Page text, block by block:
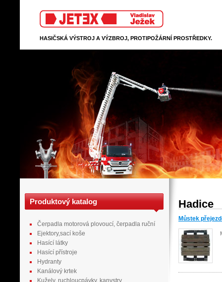
Jetex
HASIČSKÁ VÝSTROJ A VÝZBROJ, PROTIPOŽÁRNÍ PROSTŘEDKY.
Produktový katalog
Čerpadla motorová plovoucí, čerpadla ruční
Ejektory,sací koše
Hasící látky
Hasící přístroje
Hydranty
Kanálový krtek
Kužely, ruchloucpávky, kanystry
Hadice
Můstek